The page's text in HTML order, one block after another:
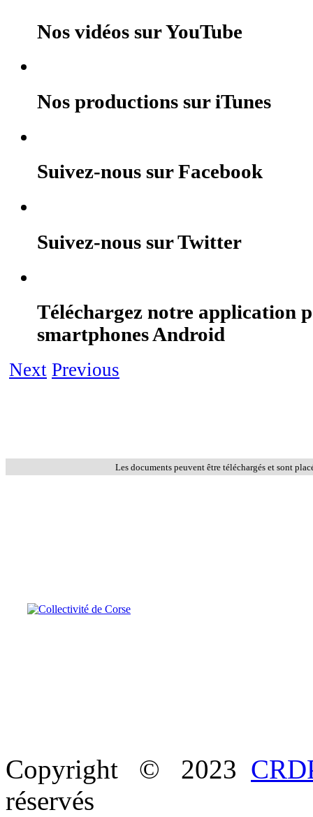
Nos vidéos sur YouTube
Nos productions sur iTunes
Suivez-nous sur Facebook
Suivez-nous sur Twitter
Téléchargez notre application
smartphones Android
Next Previous
Les documents peuvent être téléchargés et sont
Copyright © 2023
réservés